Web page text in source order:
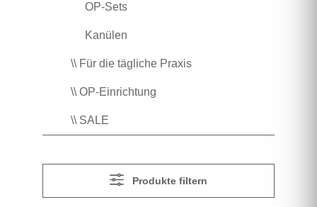
OP-Sets
Kanülen
\\ Für die tägliche Praxis
\\ OP-Einrichtung
\\ SALE
Produkte filtern